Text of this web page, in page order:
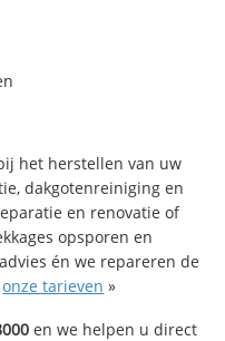
het herstellen van uw
dakgotenreiniging en
en renovatie of
opsporen en
én we repareren de
onze tarieven »
en we helpen u direct